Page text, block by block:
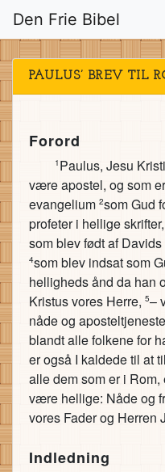
Den Frie Bibel
PAULUS’ BREV TIL
Forord
1 Paulus, Jesu
være apostel, og som
evangelium 2som Gud
profeter i hellige skrifter,
som blev født af
4som blev indsat som
helligheds ånd da han
Kristus vores Herre, 5–
nåde og
blandt alle folkene for
er også I kaldede til at
alle dem som er i
være hellige: Nåde og
vores Fader og Herren
Indledning